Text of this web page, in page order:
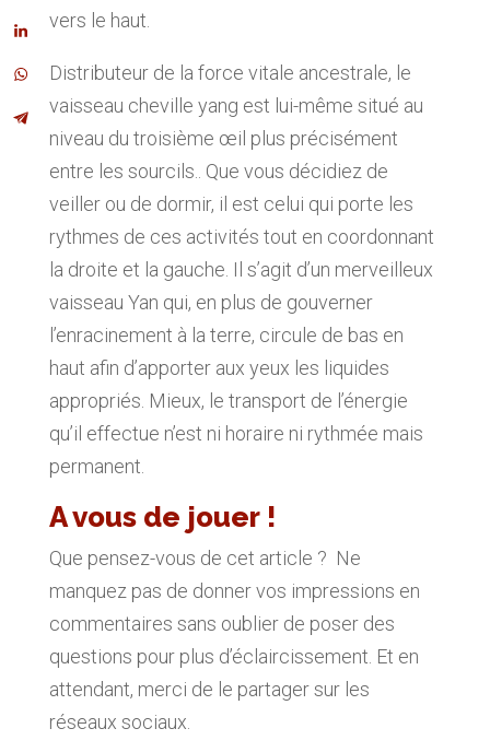
vers le haut.
Distributeur de la force vitale ancestrale, le
vaisseau cheville yang est lui-même situé au
niveau du troisième œil plus précisément
entre les sourcils.. Que vous décidiez de
veiller ou de dormir, il est celui qui porte les
rythmes de ces activités tout en coordonnant
la droite et la gauche. Il s’agit d’un merveilleux
vaisseau Yan qui, en plus de gouverner
l’enracinement à la terre, circule de bas en
haut afin d’apporter aux yeux les liquides
appropriés. Mieux, le transport de l’énergie
qu’il effectue n’est ni horaire ni rythmée mais
permanent.
A vous de jouer !
Que pensez-vous de cet article ? Ne
manquez pas de donner vos impressions en
commentaires sans oublier de poser des
questions pour plus d’éclaircissement. Et en
attendant, merci de le partager sur les
réseaux sociaux.